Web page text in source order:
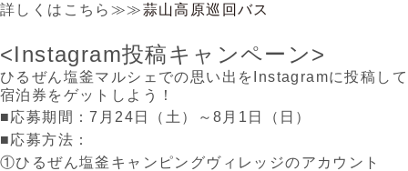
詳しくはこちら≫≫蒜山高原巡回バス
<Instagram投稿キャンペーン>
ひるぜん塩釜マルシェでの思い出をInstagramに投稿して
宿泊券をゲットしよう！
■応募期間：7月24日（土）～8月1日（日）
■応募方法：
①ひるぜん塩釜キャンピングヴィレッジのアカウント